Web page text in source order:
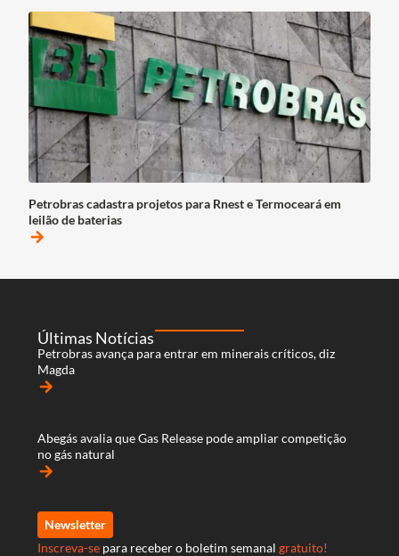
Petrobras cadastra projetos para Rnest e Termoceará em
leilão de baterias
arrow_forward
Últimas Notícias
Petrobras avança para entrar em minerais críticos, diz
Magda
arrow_forward
Abegás avalia que Gas Release pode ampliar competição
no gás natural
arrow_forward
Newsletter
Inscreva-se para receber o boletim semanal gratuito!